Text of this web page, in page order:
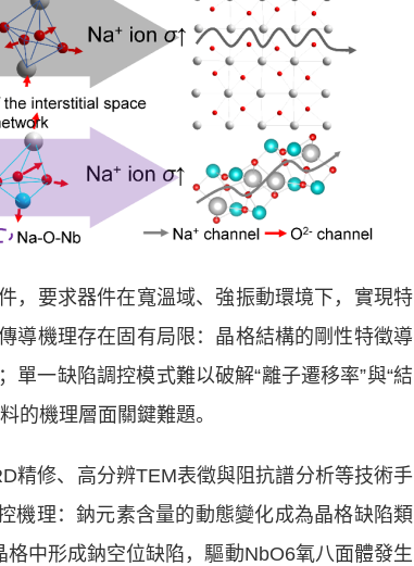
要求器件在寬溫域、強振動環境下，實現特
導機理存在固有局限：晶格結構的剛性特徵導
一缺陷調控模式難以破解“離子遷移率”與“結
的機理層面關鍵難題。
修、高分辨TEM表徵與阻抗譜分析等技術手
機理：鈉元素含量的動態變化成為晶格缺陷類
中形成鈉空位缺陷，驅動NbO6氧八面體發生